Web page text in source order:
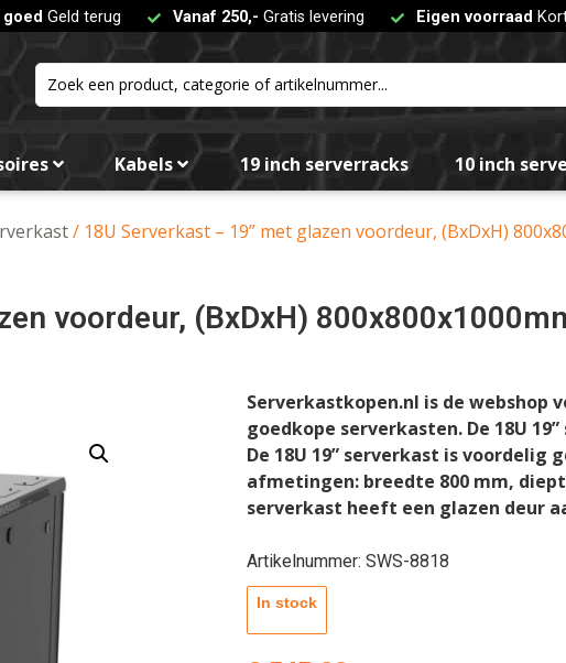
Geld terug Vanaf 250,- Gratis levering Eigen voorraad
Kabels 19 inch serverracks 10 inch
/ 18U Serverkast – 19” met glazen voordeur, (BxDxH)
voordeur, (BxDxH)
Serverkastkopen.nl is de
goedkope serverkasten. De 18U
De 18U 19” serverkast is voordelig
afmetingen: breedte 800 mm,
serverkast heeft een glazen deur
Artikelnummer: SWS-8818
In stock